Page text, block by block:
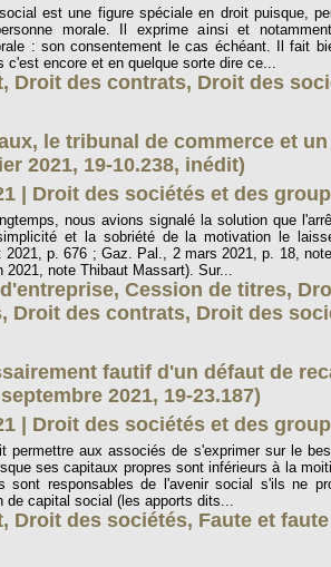
est une figure spéciale en droit puisque,
morale. Il exprime ainsi et
: son consentement le cas échéant. Il fait
c'est encore et en quelque sorte dire ce...
, Droit des contrats, Droit des
le tribunal de commerce et
2021, 19-10.238, inédit)
Droit des sociétés et des
nous avions signalé la solution que
et la sobriété de la motivation le
2021, p. 676 ; Gaz. Pal., 2 mars 2021, p. 18,
2021, note Thibaut Massart). Sur...
, Cession de titres,
, Droit des contrats, Droit des
fautif d'un défaut de
2021, 19-23.187)
Droit des sociétés et des
permettre aux associés de s'exprimer sur le
ses capitaux propres sont inférieurs à la
sont responsables de l'avenir social s'ils ne
de capital social (les apports dits...
, Droit des sociétés, Faute et